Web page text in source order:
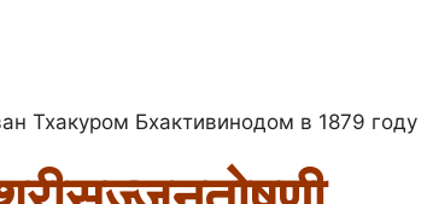
Тхакуром Бхактивинодом в 1879